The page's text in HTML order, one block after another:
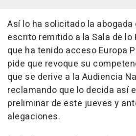
Así lo ha solicitado la abogada
escrito remitido a la Sala de lo
que ha tenido acceso Europa
pide que revoque su
que se derive a la Audiencia
reclamando que lo decida así
preliminar de este jueves y
alegaciones.